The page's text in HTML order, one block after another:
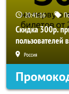
20:41:16
Скидка 300р.
пользователей
Россия